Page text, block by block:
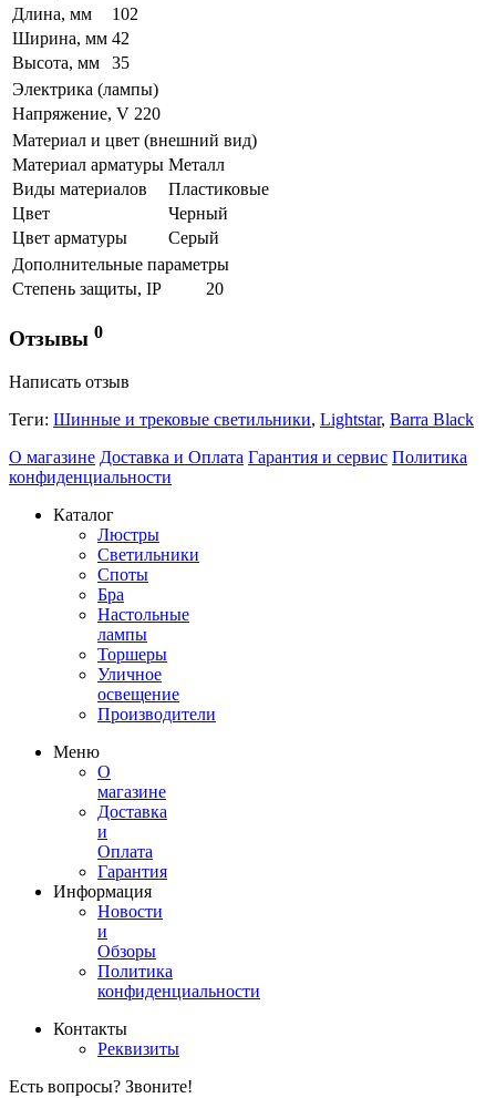
Длина, мм
102
Ширина, мм 42
Высота, мм
35
Электрика (лампы)
Напряжение, V 220
Материал и цвет (внешний вид)
Материал арматуры Металл
Виды материалов
Пластиковые
Цвет
Черный
Цвет арматуры
Серый
Дополнительные параметры
Степень защиты, IP
20
Отзывы 0
Написать отзыв
Теги: Шинные и трековые светильники, Lightstar, Barra Black
О магазине Доставка и Оплата Гарантия и сервис Политика
конфиденциальности
Каталог
Люстры
Светильники
Споты
Бра
Настольные
лампы
Торшеры
Уличное
освещение
Производители
Меню
О
магазине
Доставка
и
Оплата
Гарантия
Информация
Новости
и
Обзоры
Политика
конфиденциальности
Контакты
Реквизиты
Есть вопросы? Звоните!